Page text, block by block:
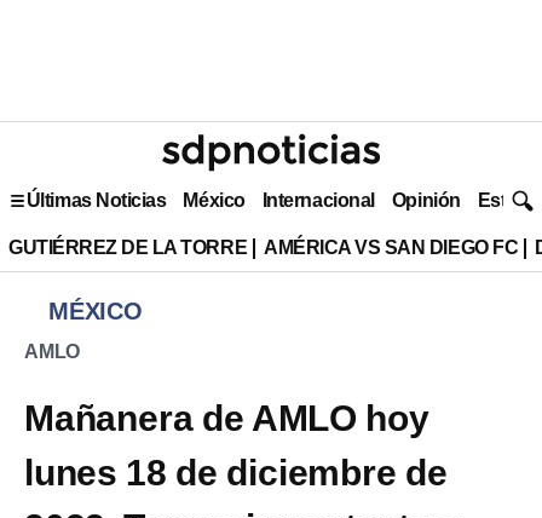
Últimas Noticias México Internacional Opinión Estilo
GUTIÉRREZ DE LA TORRE AMÉRICA VS SAN DIEGO FC
MÉXICO
AMLO
Mañanera de AMLO hoy
lunes 18 de diciembre de